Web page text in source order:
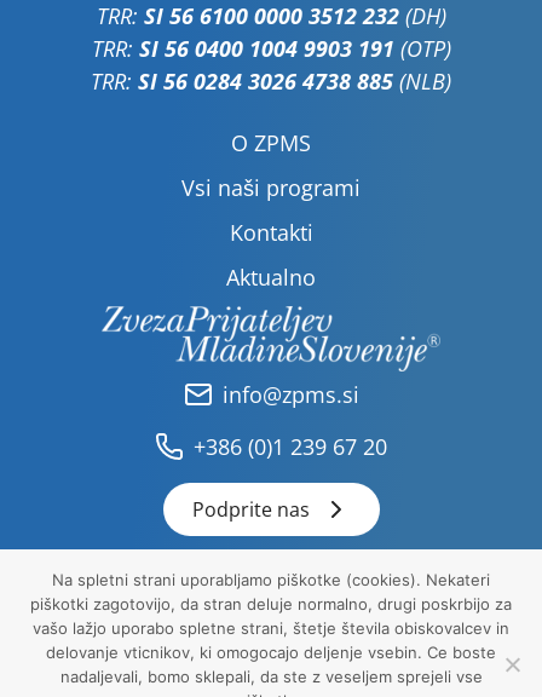
TRR: SI 56 6100 0000 3512 232(DH)
TRR: SI 56 0400 1004 9903 191 (OTP)
TRR: SI 56 0284 3026 4738 885 (NLB)
O ZPMS
Vsi naši programi
Kontakti
Aktualno
info@zpms.si
+386 (0)1 239 67 20
Podprite nas
Pravna obvestila
Politika zasebnosti
Piškotki
Na spletni strani uporabljamo piškotke (cookies). Nekateri
piškotki zagotovijo, da stran deluje normalno, drugi poskrbijo za
vašo lažjo uporabo spletne strani, štetje števila obiskovalcev in
delovanje vticnikov, ki omogocajo deljenje vsebin. Ce boste
nadaljevali, bomo sklepali, da ste z veseljem sprejeli vse